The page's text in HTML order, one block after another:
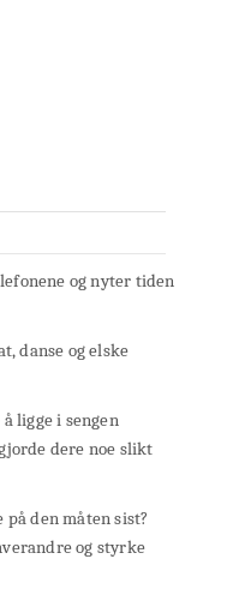
og nyter tiden
danse og elske
ligge i sengen
dere noe slikt
den måten sist?
og styrke